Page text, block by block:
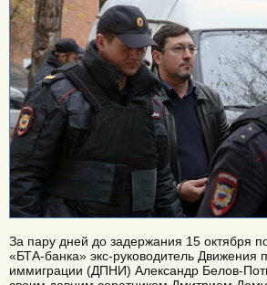
За пару дней до задержания 15 октября
«БТА-банка» экс-руководитель Движения
иммиграции (ДПНИ) Александр Белов-